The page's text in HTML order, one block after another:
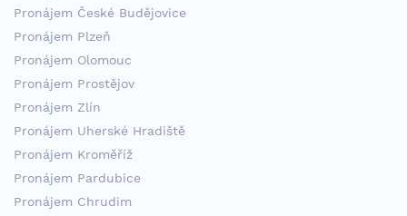
Pronájem České Budějovice
Pronájem Plzeň
Pronájem Olomouc
Pronájem Prostějov
Pronájem Zlín
Pronájem Uherské Hradiště
Pronájem Kroměříž
Pronájem Pardubice
Pronájem Chrudim